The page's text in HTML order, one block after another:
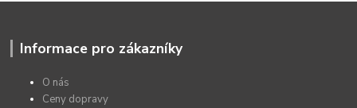
Informace pro zákazníky
O nás
Ceny dopravy